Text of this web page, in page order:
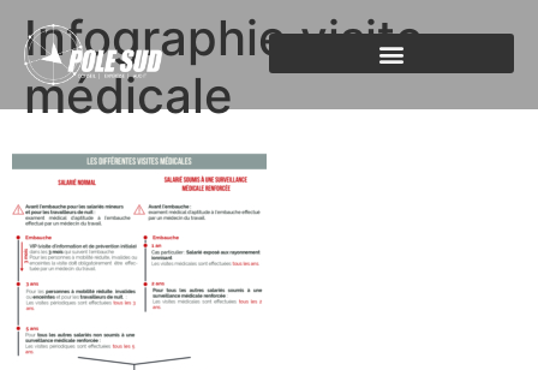
Infographie visite
médicale